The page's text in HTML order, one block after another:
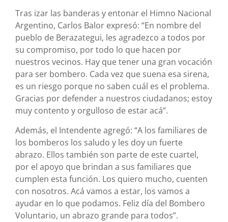
Tras izar las banderas y entonar el Himno Nacional
Argentino, Carlos Balor expresó: “En nombre del
pueblo de Berazategui, les agradezco a todos por
su compromiso, por todo lo que hacen por
nuestros vecinos. Hay que tener una gran vocación
para ser bombero. Cada vez que suena esa sirena,
es un riesgo porque no saben cuál es el problema.
Gracias por defender a nuestros ciudadanos; estoy
muy contento y orgulloso de estar acá”.
Además, el Intendente agregó: “A los familiares de
los bomberos los saludo y les doy un fuerte
abrazo. Ellos también son parte de este cuartel,
por el apoyo que brindan a sus familiares que
cumplen esta función. Los quiero mucho, cuenten
con nosotros. Acá vamos a estar, los vamos a
ayudar en lo que podamos. Feliz día del Bombero
Voluntario, un abrazo grande para todos”.